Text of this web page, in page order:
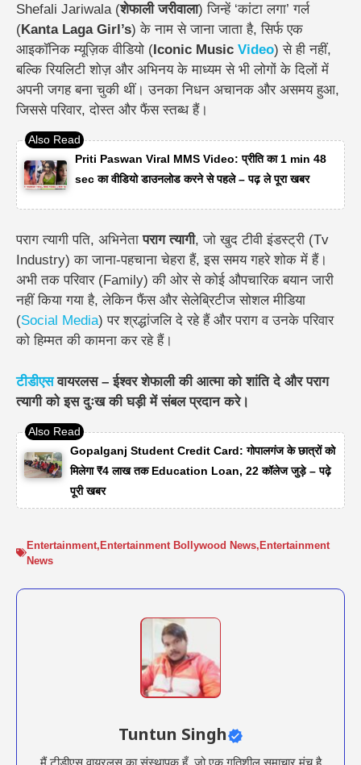
Shefali Jariwala (शेफाली जरीवाला) जिन्हें ‘कांटा लगा’ गर्ल
(Kanta Laga Girl’s) के नाम से जाना जाता है, सिर्फ एक
आइकॉनिक म्यूज़िक वीडियो (Iconic Music Video) से ही नहीं,
बल्कि रियलिटी शोज़ और अभिनय के माध्यम से भी लोगों के दिलों में
अपनी जगह बना चुकी थीं। उनका निधन अचानक और असमय हुआ,
जिससे परिवार, दोस्त और फैंस स्तब्ध हैं।
Priti Paswan Viral MMS Video: प्रीति का 1 min 48
sec का वीडियो डाउनलोड करने से पहले – पढ़ ले पूरा खबर
पराग त्यागी पति, अभिनेतापराग त्यागी, जो खुद टीवी इंडस्ट्री (Tv
Industry) का जाना-पहचाना चेहरा हैं, इस समय गहरे शोक में हैं।
अभी तक परिवार (Family) की ओर से कोई औपचारिक बयान जारी
नहीं किया गया है, लेकिन फैंस और सेलेब्रिटीज सोशल मीडिया
(Social Media) पर श्रद्धांजलि दे रहे हैं और पराग व उनके परिवार
को हिम्मत की कामना कर रहे हैं।
टीडीएसवायरलस – ईश्वर शेफाली की आत्मा को शांति दे और पराग
त्यागी को इस दुःख की घड़ी में संबल प्रदान करे।
Gopalganj Student Credit Card: गोपालगंज के छात्रों को
मिलेगा ₹4 लाख तक Education Loan, 22 कॉलेज जुड़े – पढ़े
पूरी खबर
Entertainment, Entertainment Bollywood News, Entertainment
News
Tuntun Singh
मैं टीडीएस वायरलस का संस्थापक हूँ, जो एक गतिशील समाचार मंच है